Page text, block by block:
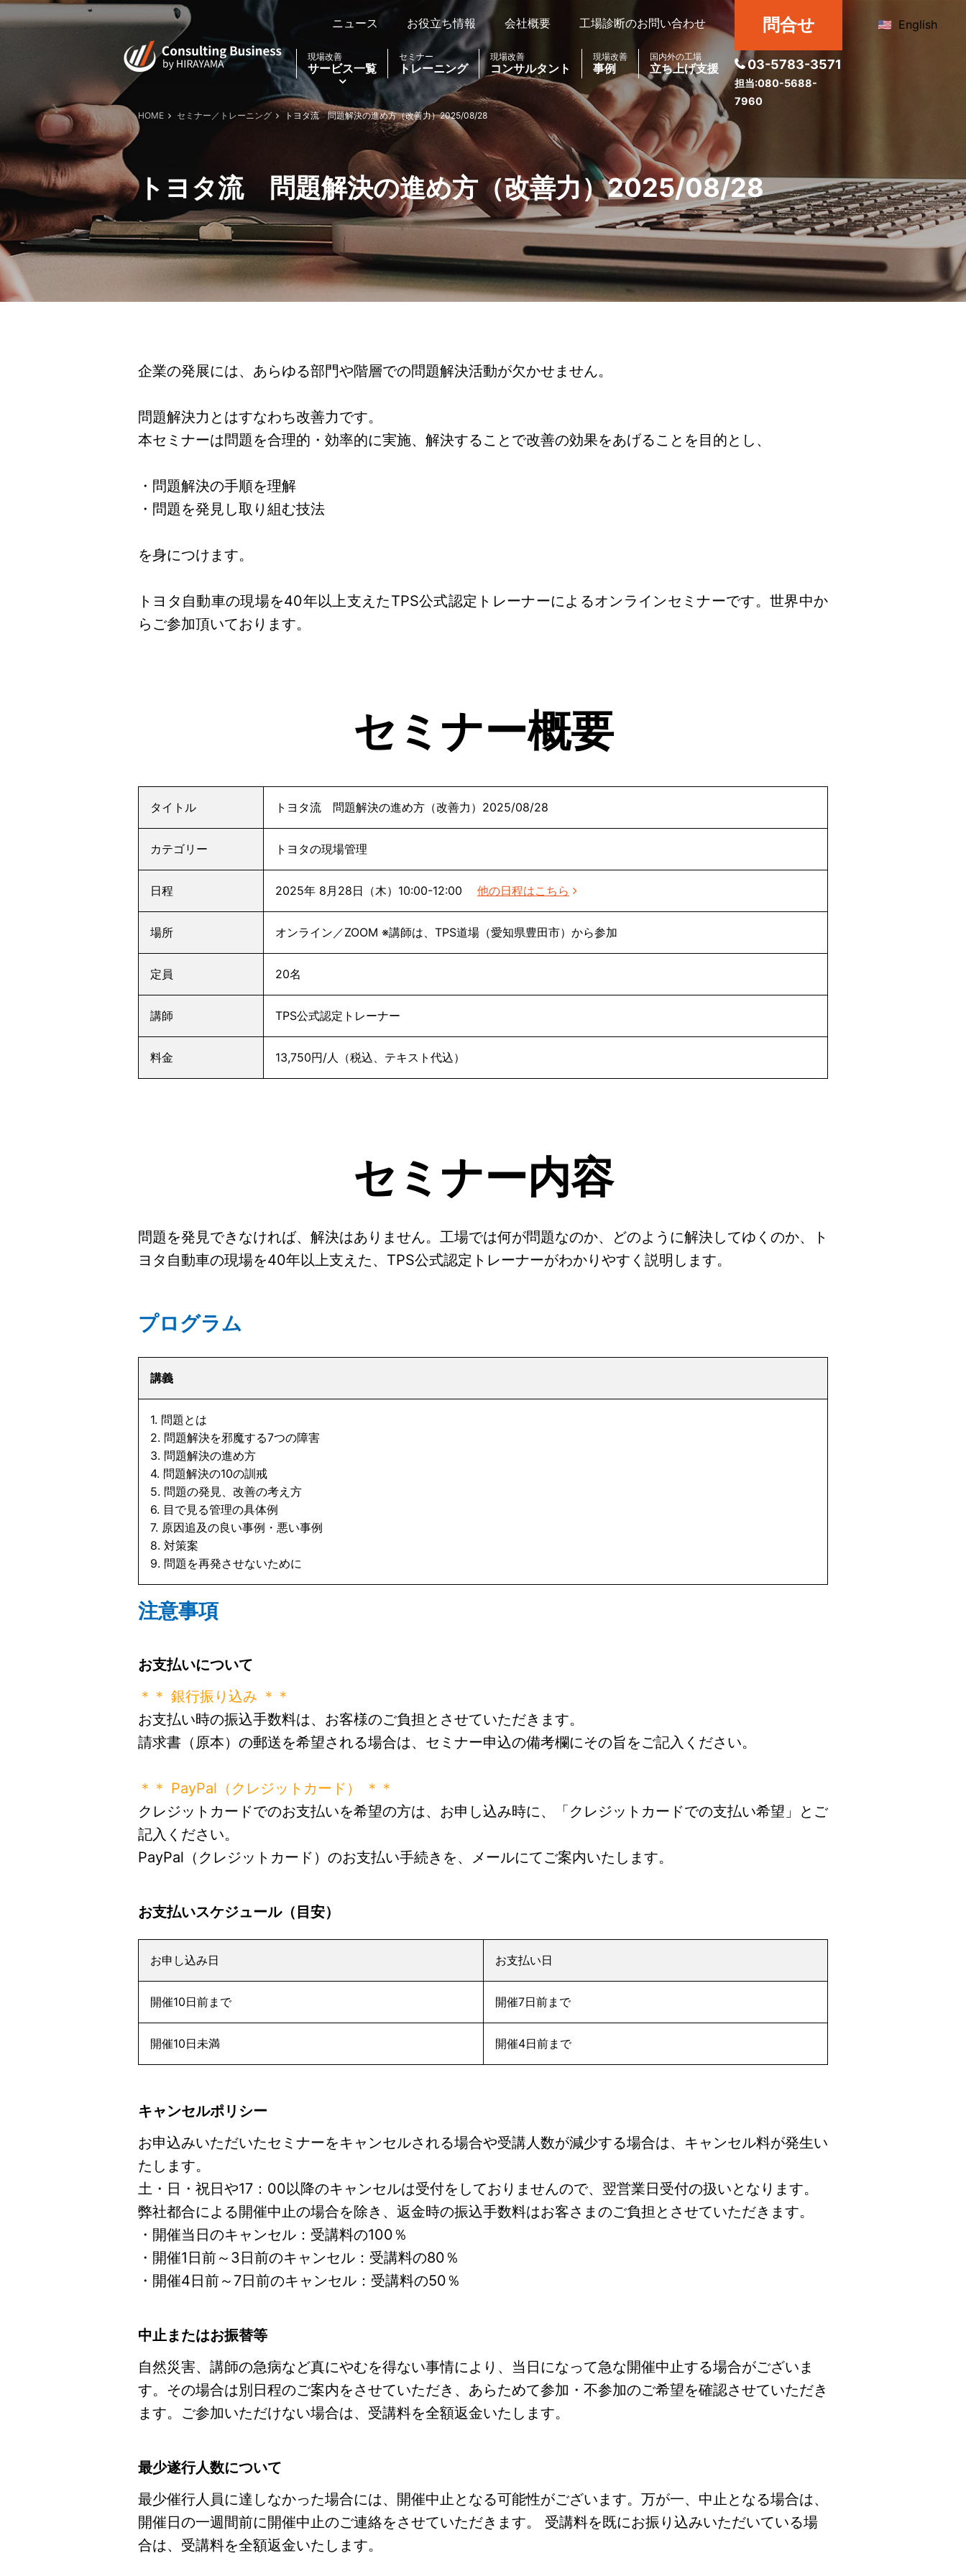
English
ニュース お役立ち情報 会社概要 工場診断のお問い合わせ
現場改善
サービス一覧
セミナー
トレーニング
現場改善
コンサルタント
現場改善
事例
国内外の工場
立ち上げ支援
問合せ
03-5783-3571
担当:080-5688-
7960
トヨタ流 問題解決の進め方（改善力）2025/08/28
HOME セミナー／トレーニング トヨタ流 問題解決の進め方（改善力）2025/08/28
企業の発展には、あらゆる部門や階層での問題解決活動が欠かせません。
問題解決力とはすなわち改善力です。
本セミナーは問題を合理的・効率的に実施、解決することで改善の効果をあげることを目的とし、
・問題解決の手順を理解
・問題を発見し取り組む技法
を身につけます。
トヨタ自動車の現場を40年以上支えたTPS公式認定トレーナーによるオンラインセミナーです。世界中か
らご参加頂いております。
セミナー概要
タイトル トヨタ流 問題解決の進め方（改善力）2025/08/28
カテゴリー トヨタの現場管理
日程 2025年 8月28日（木）10:00-12:00 他の日程はこちら
場所 オンライン／ZOOM ※講師は、TPS道場（愛知県豊田市）から参加
定員 20名
講師 TPS公式認定トレーナー
料金 13,750円/人（税込、テキスト代込）
セミナー内容
問題を発見できなければ、解決はありません。工場では何が問題なのか、どのように解決してゆくのか、ト
ヨタ自動車の現場を40年以上支えた、TPS公式認定トレーナーがわかりやすく説明します。
プログラム
講義
1. 問題とは
2. 問題解決を邪魔する7つの障害
3. 問題解決の進め方
4. 問題解決の10の訓戒
5. 問題の発見、改善の考え方
6. 目で見る管理の具体例
7. 原因追及の良い事例・悪い事例
8. 対策案
9. 問題を再発させないために
注意事項
お支払いについて
＊＊ 銀行振り込み ＊＊
お支払い時の振込手数料は、お客様のご負担とさせていただきます。
請求書（原本）の郵送を希望される場合は、セミナー申込の備考欄にその旨をご記入ください。
＊＊ PayPal（クレジットカード） ＊＊
クレジットカードでのお支払いを希望の方は、お申し込み時に、「クレジットカードでの支払い希望」とご
記入ください。
PayPal（クレジットカード）のお支払い手続きを、メールにてご案内いたします。
お支払いスケジュール（目安）
お申し込み日 お支払い日
開催10日前まで 開催7日前まで
開催10日未満 開催4日前まで
キャンセルポリシー
お申込みいただいたセミナーをキャンセルされる場合や受講人数が減少する場合は、キャンセル料が発生い
たします。
土・日・祝日や17：00以降のキャンセルは受付をしておりませんので、翌営業日受付の扱いとなります。
弊社都合による開催中止の場合を除き、返金時の振込手数料はお客さまのご負担とさせていただきます。
・開催当日のキャンセル：受講料の100％
・開催1日前～3日前のキャンセル：受講料の80％
・開催4日前～7日前のキャンセル：受講料の50％
中止またはお振替等
自然災害、講師の急病など真にやむを得ない事情により、当日になって急な開催中止する場合がございま
す。その場合は別日程のご案内をさせていただき、あらためて参加・不参加のご希望を確認させていただき
ます。ご参加いただけない場合は、受講料を全額返金いたします。
最少遂行人数について
最少催行人員に達しなかった場合には、開催中止となる可能性がございます。万が一、中止となる場合は、
開催日の一週間前に開催中止のご連絡をさせていただきます。 受講料を既にお振り込みいただいている場
合は、受講料を全額返金いたします。